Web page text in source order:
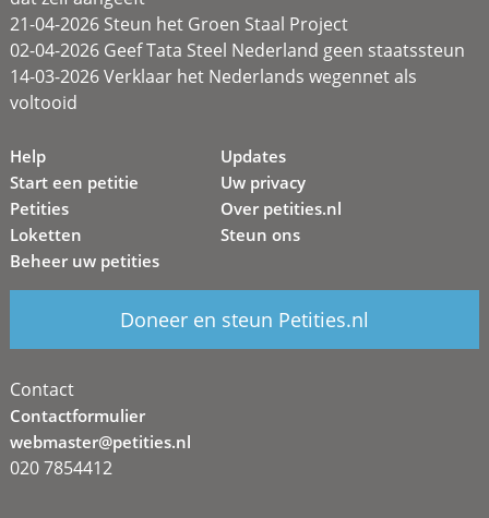
21-04-2026 Steun het Groen Staal Project
02-04-2026 Geef Tata Steel Nederland geen staatssteun
14-03-2026 Verklaar het Nederlands wegennet als
voltooid
Help
Start een petitie
Petities
Loketten
Beheer uw petities
Updates
Uw privacy
Over petities.nl
Steun ons
Doneer en steun Petities.nl
Contact
Contactformulier
webmaster@petities.nl
020 7854412